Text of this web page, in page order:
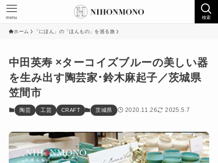
検索
menu
ホーム 「にほん」の「ほんもの」を巡る旅
中田英寿 ×ターコイズブルーの美しい器
を生み出す陶芸家･鈴木麻起子／茨城県
笠間市
陶芸 工芸 CRAFT 茨城県 2020.11.26 2025.5.7